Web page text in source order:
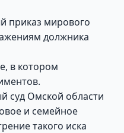
приказ мирового
должника
в котором
суд Омской области
и семейное
такого иска